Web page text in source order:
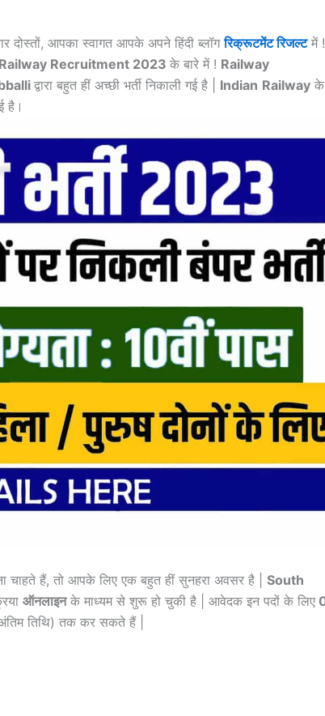
दोस्तों, आपका स्वागत आपके अपने हिंदी ब्लॉगरिक्रूटमेंट रिजल्टमें !
Recruitment 2023 के बारे में ! Railway
द्वारा बहुत हीं अच्छी भर्ती निकाली गई है | Indian Railway के
है।
चाहते हैं, तो आपके लिए एक बहुत हीं सुनहरा अवसर है | South
ऑनलाइनके माध्यम से शुरू हो चुकी है | आवेदक इन पदों के लिए
तिथि) तक कर सकते हैं |